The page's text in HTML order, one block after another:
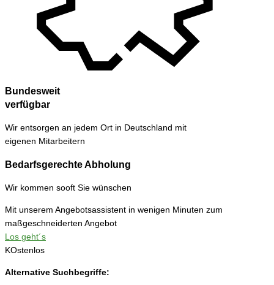
Bundesweit
verfügbar
Wir entsorgen an jedem Ort in Deutschland mit
eigenen Mitarbeitern
Bedarfsgerechte Abholung
Wir kommen sooft Sie wünschen
Mit unserem Angebotsassistent in wenigen Minuten zum
maßgeschneiderten Angebot
Los geht´s
KOstenlos
Alternative Suchbegriffe: